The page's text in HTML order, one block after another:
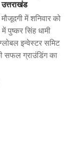
में शनिवार को
पुष्कर सिंह धामी
इन्वेस्टर समिट
सफल ग्राउंडिंग का